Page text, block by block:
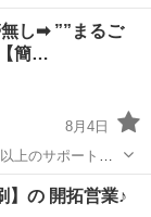
無し➡︎ ””まるご
簡…
8月4日
上のサポート実
↓↓↓転職のた
】の 開拓営業♪